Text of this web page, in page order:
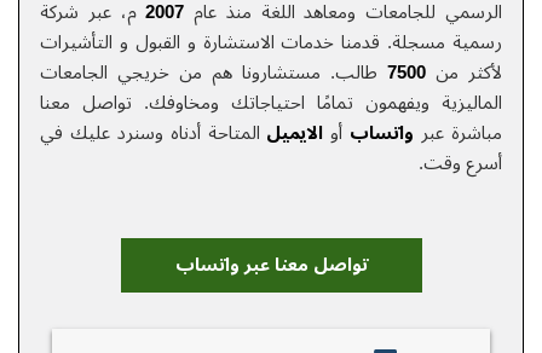
الرسمي للجامعات ومعاهد اللغة منذ عام
2007م، عبر شركة
رسمية مسجلة. قدمنا خدمات الاستشارة و القبول و التأشيرات
لأكثر من
7500طالب. مستشارونا هم من خريجي الجامعات
الماليزية ويفهمون تمامًا احتياجاتك ومخاوفك.تواصل معنا
مباشرة عبر واتسابأو الایمیلالمتاحة أدناه وسنرد عليك في
أسرع وقت.
تواصل معنا عبر واتساب